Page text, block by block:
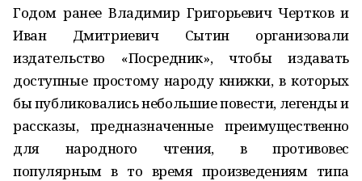
Годом ранее Владимир Григорьевич Чертков и
Иван Дмитриевич Сытин организовали
издательство «Посредник», чтобы издавать
доступные простому народу книжки, в которых
бы публиковались небольшие повести, легенды и
рассказы, предназначенные преимущественно
для народного чтения, в противовес
популярным в то время произведениям типа